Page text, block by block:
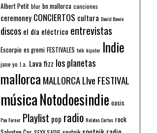
Albert Petit blur bn mallorca canciones
ceremoney CONCIERTOS cultura David Bowie
discos el día eléctrico entrevistas
Escorpio es gremi FESTIVALES folk hipster Indie
jane yo l.a. Lava fizz los planetas
mallorca MALLORCA LIve FESTIVAL
músicaNotodoesindie oasis
Pau Forner Playlist pop radio Relatos Cortos rock